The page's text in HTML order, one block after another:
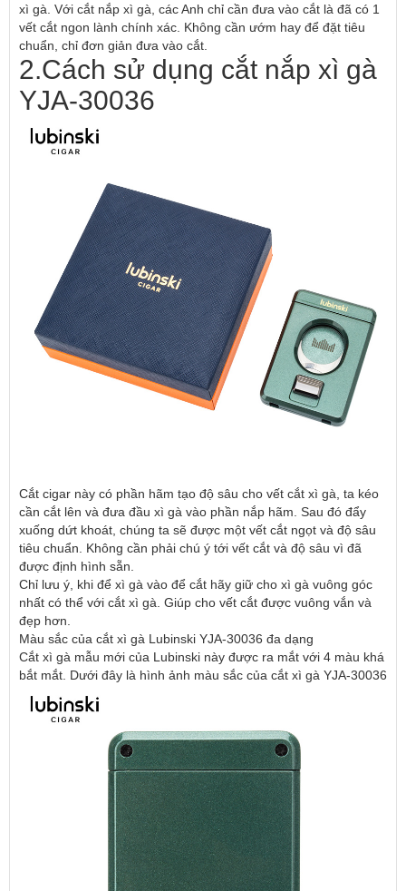
xì gà. Với cắt nắp xì gà, các Anh chỉ cần đưa vào cắt là đã có 1
vết cắt ngon lành chính xác. Không cần ướm hay để đặt tiêu
chuẩn, chỉ đơn giản đưa vào cắt.
2.Cách sử dụng cắt nắp xì gà
YJA-30036
Cắt cigar này có phần hãm tạo độ sâu cho vết cắt xì gà, ta kéo
cần cắt lên và đưa đầu xì gà vào phần nắp hãm. Sau đó đẩy
xuống dứt khoát, chúng ta sẽ được một vết cắt ngọt và độ sâu
tiêu chuẩn. Không cần phải chú ý tới vết cắt và độ sâu vì đã
được định hình sẵn.
Chỉ lưu ý, khi để xì gà vào để cắt hãy giữ cho xì gà vuông góc
nhất có thể với cắt xì gà. Giúp cho vết cắt được vuông vắn và
đẹp hơn.
Màu sắc của cắt xì gà Lubinski YJA-30036 đa dạng
Cắt xì gà mẫu mới của Lubinski này được ra mắt với 4 màu khá
bắt mắt. Dưới đây là hình ảnh màu sắc của cắt xì gà YJA-30036